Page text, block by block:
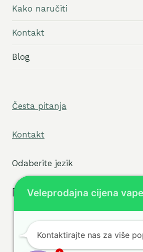
Kako naručiti
Kontakt
Blog
Česta pitanja
Kontakt
Odaberite jezik
[tpe widget="select2/
Veleprodajna cijena vape
Kontaktirajte nas za više